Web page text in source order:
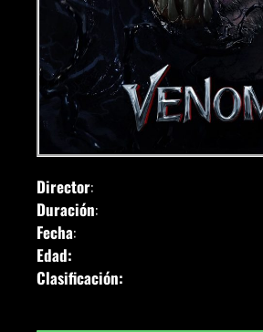
Director:
Duración:
Fecha:
Edad:
Clasificación: